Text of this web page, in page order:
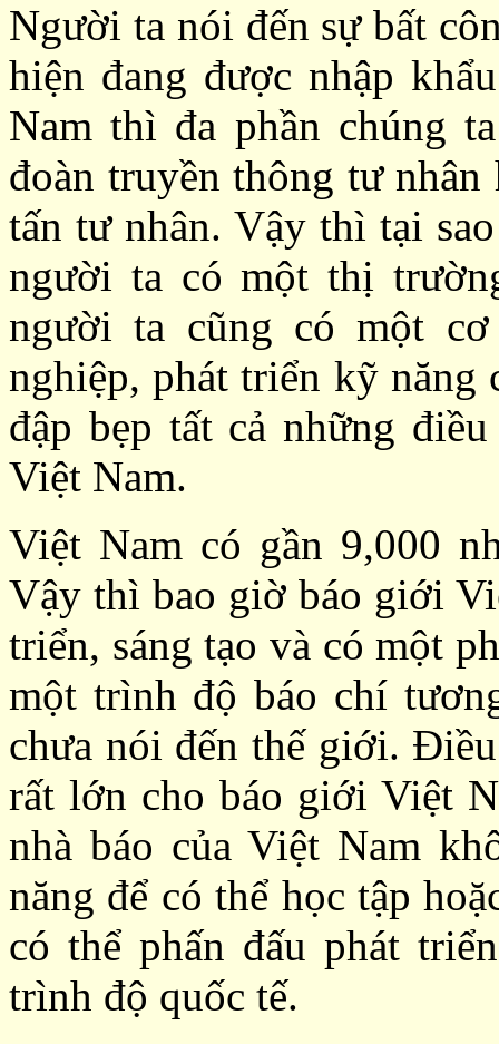
Người ta nói đến sự bất
hiện đang được nhập
Nam thì đa phần chúng
đoàn truyền thông tư nhân
tấn tư nhân. Vậy thì tại
người ta có một thị
người ta cũng có một
nghiệp, phát triển kỹ
đập bẹp tất cả những
Việt Nam.
Việt Nam có gần 9,000
Vậy thì bao giờ báo giới
triển, sáng tạo và có một
một trình độ báo chí
chưa nói đến thế giới.
rất lớn cho báo giới Việt
nhà báo của Việt Nam
năng để có thể học tập
có thể phấn đấu phát
trình độ quốc tế.